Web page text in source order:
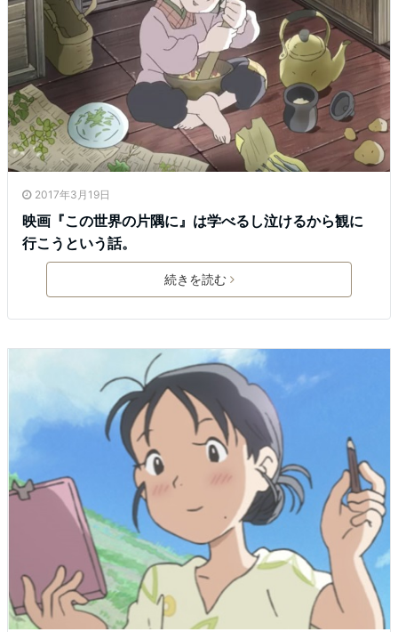
2017年3月19日
映画『この世界の片隅に』は学べるし泣けるから観に
行こうという話。
続きを読む